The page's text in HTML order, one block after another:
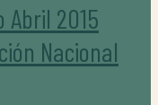
Abril 2015
Nacional